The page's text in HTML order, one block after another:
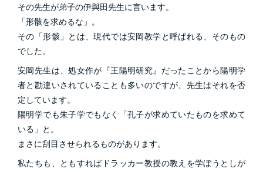
その先生が弟子の伊與田先生に言います。
「形骸を求めるな」。
その「形骸」とは、現代では安岡教学と呼ばれる、そのもの
でした。
安岡先生は、処女作が『王陽明研究』だったことから陽明学
者と勘違いされていることも多いのですが、先生はそれを否
定しています。
陽明学でも朱子学でもなく「孔子が求めていたものを求めて
いる」と。
まさに刮目させられるものがあります。
私たちも、ともすればドラッカー教授の教えを学ぼうとしが